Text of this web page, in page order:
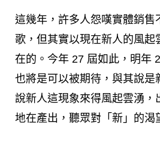
這幾年，許多人怨嘆實體銷售
歌，但其實以現在新人的風起
在的。今年 27 屆如此，明年
也將是可以被期待，與其說是
說新人這現象來得風起雲湧，
地在產出，聽眾對「新」的渴